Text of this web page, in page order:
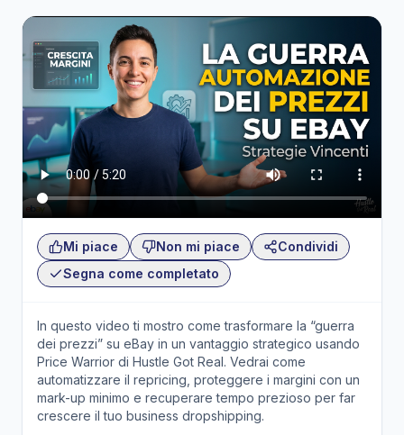
Mi piace Non mi piace
Condividi
Segna come completato
In questo video ti mostro come trasformare la “guerra
dei prezzi” su eBay in un vantaggio strategico usando
Price Warrior di Hustle Got Real. Vedrai come
automatizzare il repricing, proteggere i margini con un
mark-up minimo e recuperare tempo prezioso per far
crescere il tuo business dropshipping.